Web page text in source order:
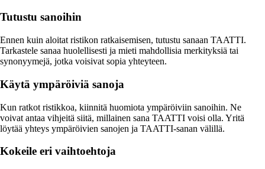
Tutustu sanoihin
Ennen kuin aloitat ristikon ratkaisemisen, tutustu sanaan TAATTI.
Tarkastele sanaa huolellisesti ja mieti mahdollisia merkityksiä tai
synonyymejä, jotka voisivat sopia yhteyteen.
Käytä ympäröiviä sanoja
Kun ratkot ristikkoa, kiinnitä huomiota ympäröiviin sanoihin. Ne
voivat antaa vihjeitä siitä, millainen sana TAATTI voisi olla. Yritä
löytää yhteys ympäröivien sanojen ja TAATTI-sanan välillä.
Kokeile eri vaihtoehtoja